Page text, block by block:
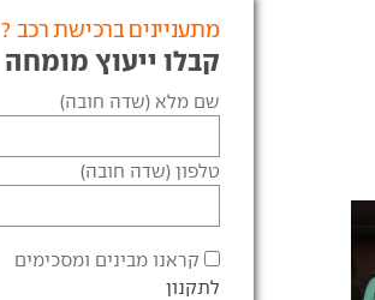
מתעניינים ברכישת רכב ?
קבלו ייעוץ מומחה
שם מלא (שדה חובה)
טלפון (שדה חובה)
קראנו מבינים ומסכימים
לתקנון